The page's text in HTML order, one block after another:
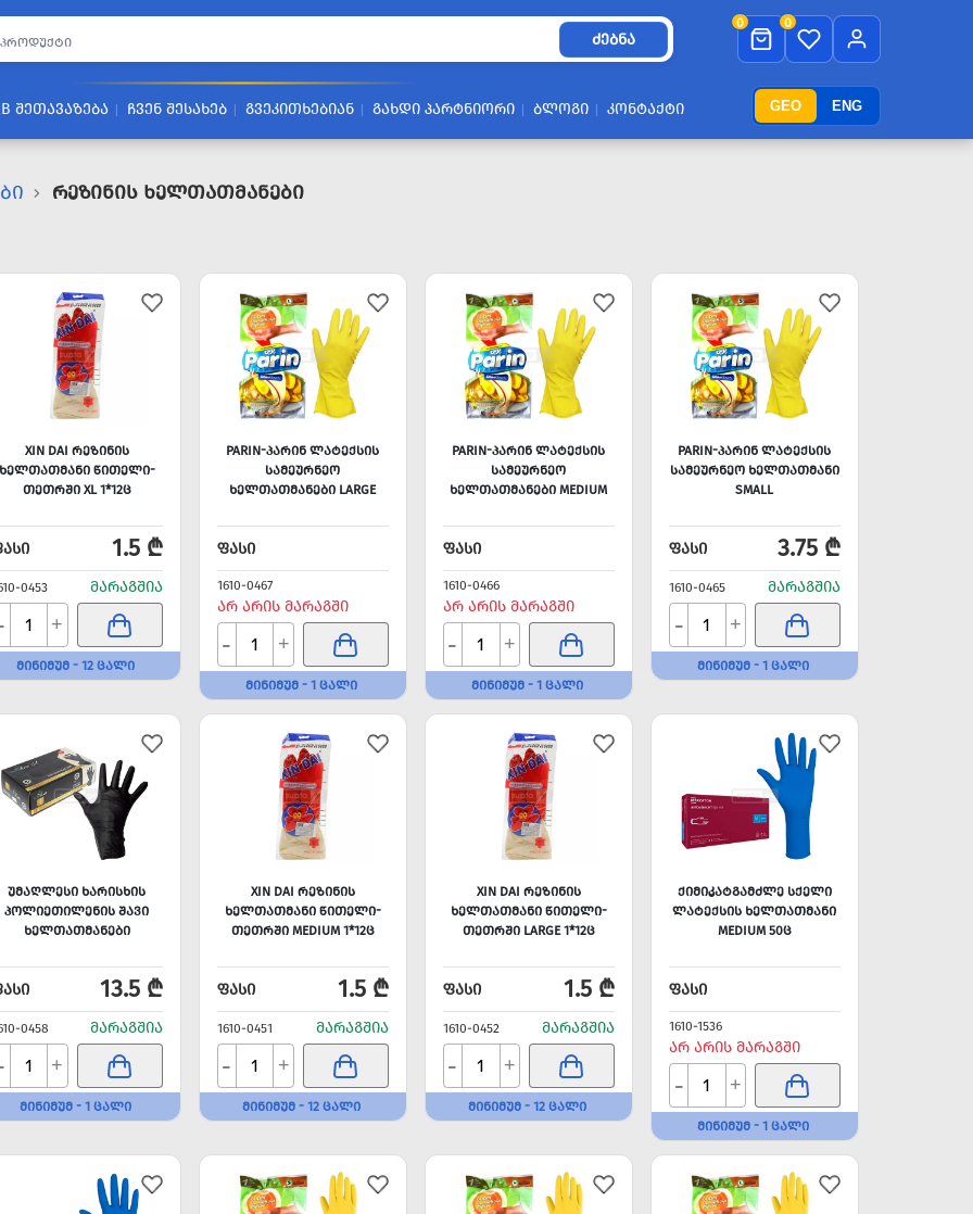
GEO ENG
ᲫᲔᲑᲜᲐ
0 0
ᲨᲔᲗᲐᲕᲐᲖᲔᲑᲐ ᲩᲕᲔᲜ ᲨᲔᲡᲐᲮᲔᲑ ᲒᲕᲔᲙᲘᲗᲮᲔᲑᲘᲐᲜ ᲒᲐᲮᲓᲘ ᲞᲐᲠᲢᲜᲘᲝᲠᲘ ᲑᲚᲝᲒᲘ ᲙᲝᲜᲢᲐᲥᲢᲘ
Რეზინის Ხელთათმანები
XIN DAI ᲠᲔᲖᲘᲜᲘᲡ
ᲬᲘᲗᲔᲚᲘ-
ᲗᲔᲗᲠᲨᲘ XL 1*12Ც
1.5 ₾
0453 ᲛᲐᲠᲐᲒᲨᲘᲐ
+
ᲛᲘᲜᲘᲛᲣᲛ - 12 ᲪᲐᲚᲘ
PARIN-ᲞᲐᲠᲘᲜ ᲚᲐᲢᲔᲥᲡᲘᲡ
ᲡᲐᲛᲔᲣᲠᲜᲔᲝ
ᲮᲔᲚᲗᲐᲗᲛᲐᲜᲔᲑᲘ LARGE
ᲤᲐᲡᲘ
1610-0467
ᲐᲠ ᲐᲠᲘᲡ ᲛᲐᲠᲐᲒᲨᲘ
- +
ᲛᲘᲜᲘᲛᲣᲛ - 1 ᲪᲐᲚᲘ
PARIN-ᲞᲐᲠᲘᲜ ᲚᲐᲢᲔᲥᲡᲘᲡ
ᲡᲐᲛᲔᲣᲠᲜᲔᲝ
ᲮᲔᲚᲗᲐᲗᲛᲐᲜᲔᲑᲘ MEDIUM
ᲤᲐᲡᲘ
1610-0466
ᲐᲠ ᲐᲠᲘᲡ ᲛᲐᲠᲐᲒᲨᲘ
- +
ᲛᲘᲜᲘᲛᲣᲛ - 1 ᲪᲐᲚᲘ
PARIN-ᲞᲐᲠᲘᲜ ᲚᲐᲢᲔᲥᲡᲘᲡ
ᲡᲐᲛᲔᲣᲠᲜᲔᲝ ᲮᲔᲚᲗᲐᲗᲛᲐᲜᲘ
SMALL
ᲤᲐᲡᲘ 3.75 ₾
1610-0465 ᲛᲐᲠᲐᲒᲨᲘᲐ
- +
ᲛᲘᲜᲘᲛᲣᲛ - 1 ᲪᲐᲚᲘ
ᲣᲛᲐᲦᲚᲔᲡᲘ ᲮᲐᲠᲘᲡᲮᲘᲡ
ᲞᲝᲚᲘᲔᲗᲘᲚᲔᲜᲘᲡ ᲨᲐᲕᲘ
ᲮᲔᲚᲗᲐᲗᲛᲐᲜᲔᲑᲘ
13.5 ₾
0458 ᲛᲐᲠᲐᲒᲨᲘᲐ
+
ᲛᲘᲜᲘᲛᲣᲛ - 1 ᲪᲐᲚᲘ
XIN DAI ᲠᲔᲖᲘᲜᲘᲡ
ᲮᲔᲚᲗᲐᲗᲛᲐᲜᲘ ᲬᲘᲗᲔᲚᲘ-
ᲗᲔᲗᲠᲨᲘ MEDIUM 1*12Ც
ᲤᲐᲡᲘ 1.5 ₾
1610-0451 ᲛᲐᲠᲐᲒᲨᲘᲐ
- +
ᲛᲘᲜᲘᲛᲣᲛ - 12 ᲪᲐᲚᲘ
XIN DAI ᲠᲔᲖᲘᲜᲘᲡ
ᲮᲔᲚᲗᲐᲗᲛᲐᲜᲘ ᲬᲘᲗᲔᲚᲘ-
ᲗᲔᲗᲠᲨᲘ LARGE 1*12Ც
ᲤᲐᲡᲘ 1.5 ₾
1610-0452 ᲛᲐᲠᲐᲒᲨᲘᲐ
- +
ᲛᲘᲜᲘᲛᲣᲛ - 12 ᲪᲐᲚᲘ
ᲥᲘᲛᲘᲙᲐᲢᲒᲐᲛᲫᲚᲔ ᲡᲥᲔᲚᲘ
ᲚᲐᲢᲔᲥᲡᲘᲡ ᲮᲔᲚᲗᲐᲗᲛᲐᲜᲘ
MEDIUM 50Ც
ᲤᲐᲡᲘ
1610-1536
ᲐᲠ ᲐᲠᲘᲡ ᲛᲐᲠᲐᲒᲨᲘ
- +
ᲛᲘᲜᲘᲛᲣᲛ - 1 ᲪᲐᲚᲘ